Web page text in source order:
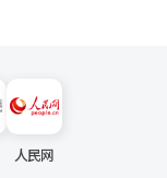
人民网